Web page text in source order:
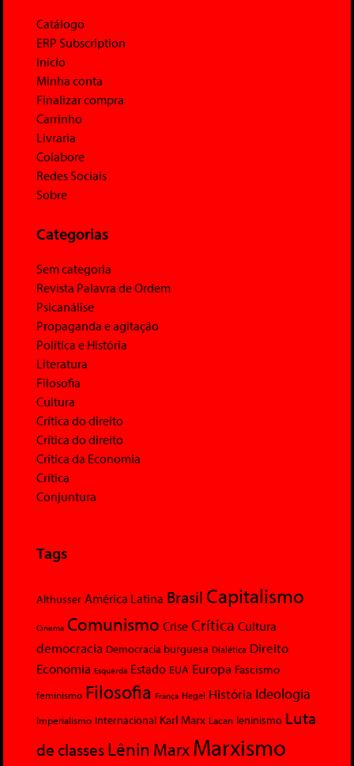
Catálogo
ERP Subscription
Início
Minha conta
Finalizar compra
Carrinho
Livraria
Colabore
Redes Sociais
Sobre
Categorias
Sem categoria
Revista Palavra de Ordem
Psicanálise
Propaganda e agitação
Política e História
Literatura
Filosofia
Cultura
Crítica do direito
Crítica do direito
Crítica da Economia
Crítica
Conjuntura
Tags
Althusser América Latina Brasil Capitalismo
Cinema Comunismo Crise Crítica Cultura
democracia Democracia burguesa Dialética Direito
Economia Esquerda Estado EUA Europa Fascismo
feminismo Filosofia França Hegel História Ideologia
Imperialismo Internacional Karl Marx Lacan leninismo Luta
de classesLênin MarxMarxismo